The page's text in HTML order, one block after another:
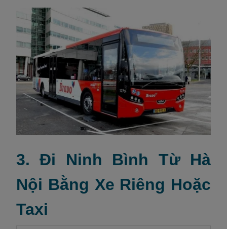
3. Đi Ninh Bình Từ Hà
Nội Bằng Xe Riêng Hoặc
Taxi